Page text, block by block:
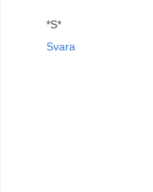
*S*
Svara